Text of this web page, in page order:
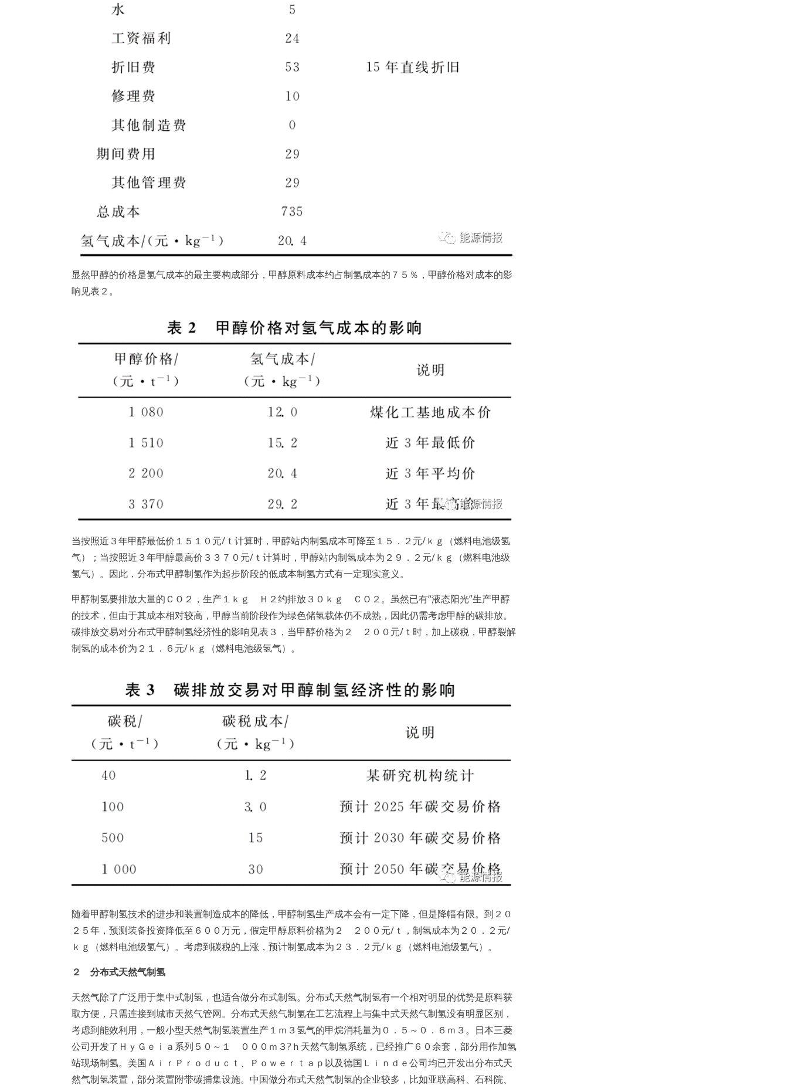
显然甲醇的价格是氢气成本的最主要构成部分，甲醇原料成本约占制氢成本的７５％，甲醇价格对成本的影
响见表２。
当按照近３年甲醇最低价１５１０元/ｔ计算时，甲醇站内制氢成本可降至１５．２元/ｋｇ（燃料电池级氢
气）；当按照近３年甲醇最高价３３７０元/ｔ计算时，甲醇站内制氢成本为２９．２元/ｋｇ（燃料电池级
氢气）。因此，分布式甲醇制氢作为起步阶段的低成本制氢方式有一定现实意义。
甲醇制氢要排放大量的ＣＯ２，生产１ｋｇ Ｈ２约排放３０ｋｇ ＣＯ２。虽然已有“液态阳光”生产甲醇
的技术，但由于其成本相对较高，甲醇当前阶段作为绿色储氢载体仍不成熟，因此仍需考虑甲醇的碳排放。
碳排放交易对分布式甲醇制氢经济性的影响见表３，当甲醇价格为２ ２００元/ｔ时，加上碳税，甲醇裂解
制氢的成本价为２１．６元/ｋｇ（燃料电池级氢气）。
随着甲醇制氢技术的进步和装置制造成本的降低，甲醇制氢生产成本会有一定下降，但是降幅有限。到２０
２５年，预测装备投资降低至６００万元，假定甲醇原料价格为２ ２００元/ｔ，制氢成本为２０．２元/
ｋｇ（燃料电池级氢气）。考虑到碳税的上涨，预计制氢成本为２３．２元/ｋｇ（燃料电池级氢气）。
２ 分布式天然气制氢
天然气除了广泛用于集中式制氢，也适合做分布式制氢。分布式天然气制氢有一个相对明显的优势是原料获
取方便，只需连接到城市天然气管网。分布式天然气制氢在工艺流程上与集中式天然气制氢没有明显区别，
考虑到能效利用，一般小型天然气制氢装置生产１ｍ３氢气的甲烷消耗量为０．５～０．６ｍ３。日本三菱
公司开发了ＨｙＧｅｉａ系列５０～１ ０００ｍ３?ｈ天然气制氢系统，已经推广６０余套，部分用作加氢
站现场制氢。美国ＡｉｒＰｒｏｄｕｃｔ、Ｐｏｗｅｒｔａｐ以及德国Ｌｉｎｄｅ公司均已开发出分布式天
然气制氢装置，部分装置附带碳捕集设施。中国做分布式天然气制氢的企业较多，比如亚联高科、石科院、